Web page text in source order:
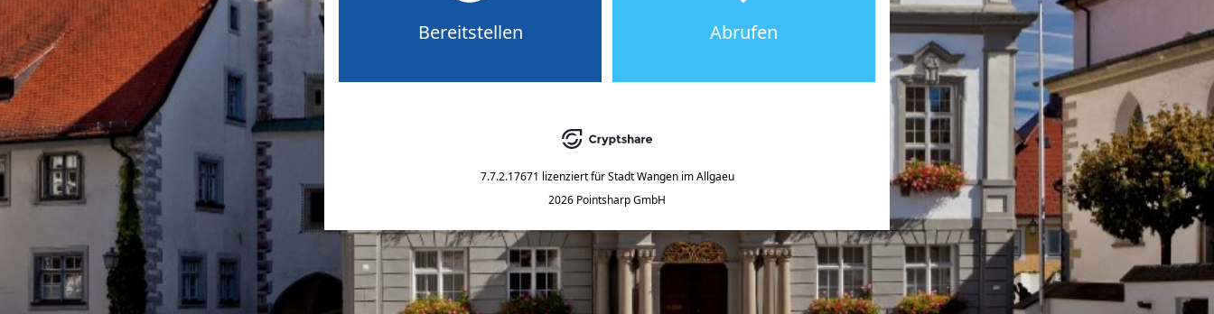
Bereitstellen Abrufen
7.7.2.17671 lizenziert für Stadt Wangen im Allgaeu
2026 Pointsharp GmbH